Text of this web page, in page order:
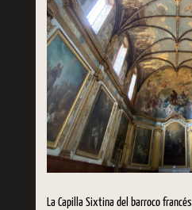
La Capilla Sixtina del barroco francés